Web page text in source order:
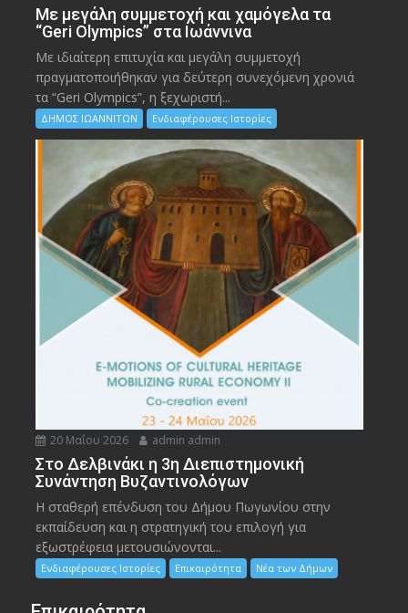
Με μεγάλη συμμετοχή και χαμόγελα τα
“Geri Olympics” στα Ιωάννινα
Με ιδιαίτερη επιτυχία και μεγάλη συμμετοχή
πραγματοποιήθηκαν για δεύτερη συνεχόμενη χρονιά
τα “Geri Olympics”, η ξεχωριστή...
ΔΗΜΟΣ ΙΩΑΝΝΙΤΩΝ Ενδιαφέρουσες Ιστορίες
20 Μαΐου 2026 admin admin
Στο Δελβινάκι η 3η Διεπιστημονική
Συνάντηση Βυζαντινολόγων
Η σταθερή επένδυση του Δήμου Πωγωνίου στην
εκπαίδευση και η στρατηγική του επιλογή για
εξωστρέφεια μετουσιώνονται...
Ενδιαφέρουσες Ιστορίες Επικαιρότητα Νέα των Δήμων